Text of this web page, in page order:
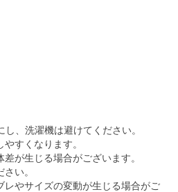
、洗濯機は避けてください。
すくなります。
が生じる場合がございます。
い。
レやサイズの変動が生じる場合がご